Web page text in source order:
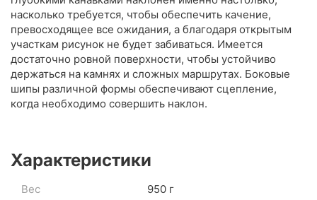
насколько требуется, чтобы обеспечить качение,
превосходящее все ожидания, а благодаря открытым
участкам рисунок не будет забиваться. Имеется
достаточно ровной поверхности, чтобы устойчиво
держаться на камнях и сложных маршрутах. Боковые
шипы различной формы обеспечивают сцепление,
когда необходимо совершить наклон.
Характеристики
Вес
950 г